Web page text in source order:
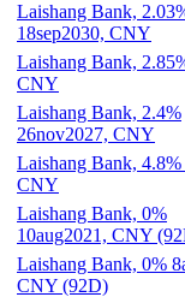
Laishang Bank,
18sep2030, CNY
Laishang Bank,
CNY
Laishang Bank, 2.4%
26nov2027, CNY
Laishang Bank, 4.8%
CNY
Laishang Bank, 0%
10aug2021, CNY
Laishang Bank, 0%
CNY (92D)